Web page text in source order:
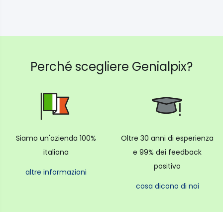
Perché scegliere Genialpix?
Siamo un'azienda 100%
italiana
altre informazioni
Oltre 30 anni di esperienza
e 99% dei feedback
positivo
cosa dicono di noi